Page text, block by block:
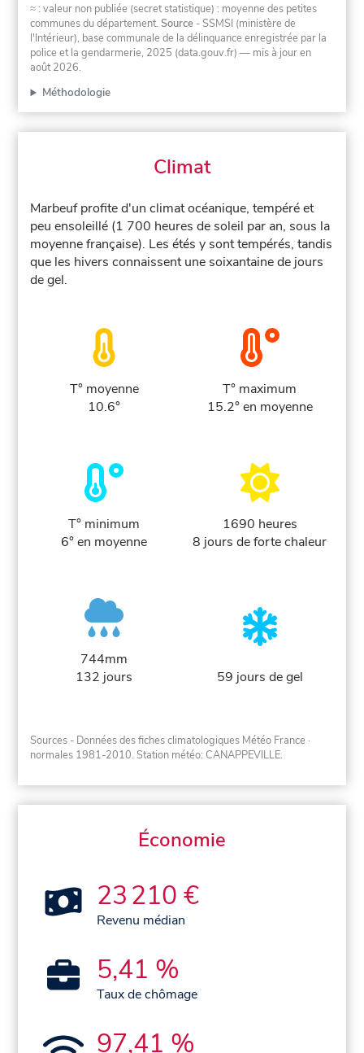
≈ : valeur non publiée (secret statistique) : moyenne des petites
communes du département.Source - SSMSI (ministère de
l'Intérieur), base communale de la délinquance enregistrée par la
police et la gendarmerie, 2025 (data.gouv.fr) — mis à jour en
août 2026.
Méthodologie
Climat
Marbeuf profite d'un climat océanique, tempéré et
peu ensoleillé (1 700 heures de soleil par an, sous la
moyenne française). Les étés y sont tempérés, tandis
que les hivers connaissent une soixantaine de jours
de gel.
T° moyenne
10.6°
T° maximum
15.2° en moyenne
T° minimum
6° en moyenne
1690 heures
8 jours de forte chaleur
744mm
132 jours
59 jours de gel
Sources - Données des fiches climatologiques Météo France ·
normales 1981-2010. Station météo: CANAPPEVILLE.
Économie
23 210 €
Revenu médian
5,41 %
Taux de chômage
97,41 %